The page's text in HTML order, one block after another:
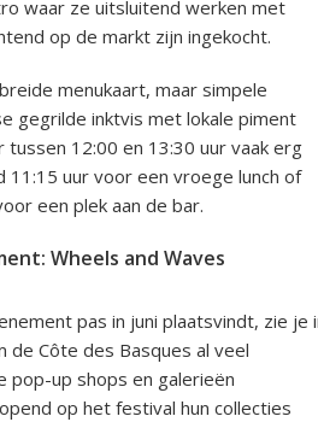
waar ze uitsluitend werken met
op de markt zijn ingekocht.
menukaart, maar simpele
gegrilde inktvis met lokale piment
12:00 en 13:30 uur vaak erg
11:15 uur voor een vroege lunch of
een plek aan de bar.
Wheels and Waves
pas in juni plaatsvindt, zie je
de Côte des Basques al veel
pop-up shops en galerieën
op het festival hun collecties